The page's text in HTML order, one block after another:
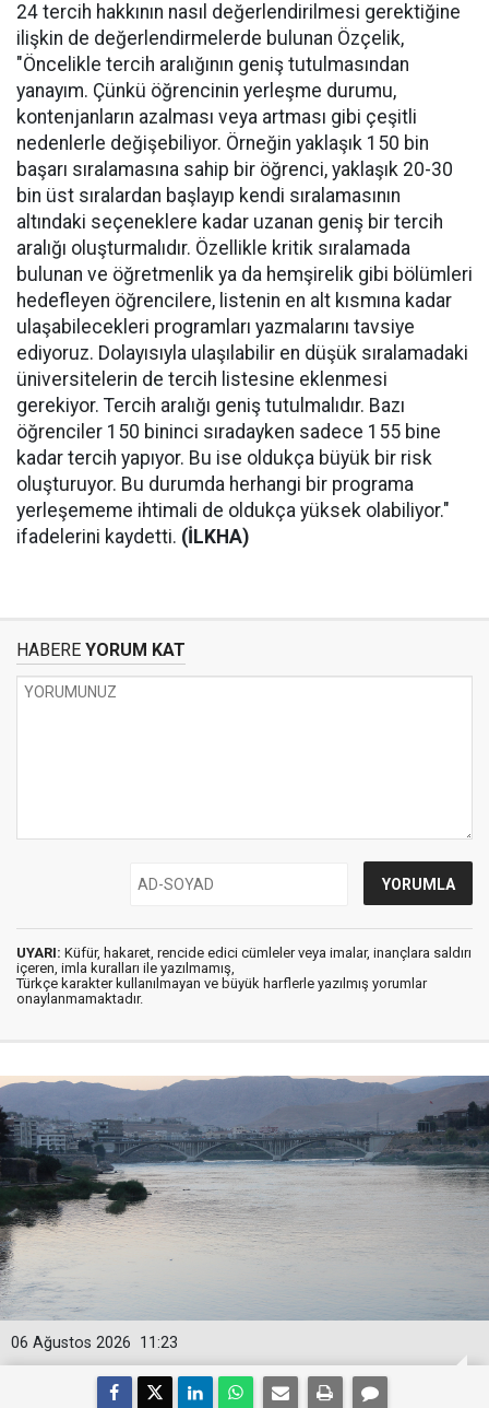
24 tercih hakkının nasıl değerlendirilmesi gerektiğine
ilişkin de değerlendirmelerde bulunan Özçelik,
"Öncelikle tercih aralığının geniş tutulmasından
yanayım. Çünkü öğrencinin yerleşme durumu,
kontenjanların azalması veya artması gibi çeşitli
nedenlerle değişebiliyor. Örneğin yaklaşık 150 bin
başarı sıralamasına sahip bir öğrenci, yaklaşık 20-30
bin üst sıralardan başlayıp kendi sıralamasının
altındaki seçeneklere kadar uzanan geniş bir tercih
aralığı oluşturmalıdır. Özellikle kritik sıralamada
bulunan ve öğretmenlik ya da hemşirelik gibi bölümleri
hedefleyen öğrencilere, listenin en alt kısmına kadar
ulaşabilecekleri programları yazmalarını tavsiye
ediyoruz. Dolayısıyla ulaşılabilir en düşük sıralamadaki
üniversitelerin de tercih listesine eklenmesi
gerekiyor. Tercih aralığı geniş tutulmalıdır. Bazı
öğrenciler 150 bininci sıradayken sadece 155 bine
kadar tercih yapıyor. Bu ise oldukça büyük bir risk
oluşturuyor. Bu durumda herhangi bir programa
yerleşememe ihtimali de oldukça yüksek olabiliyor."
ifadelerini kaydetti. (İLKHA)
HABERE YORUM KAT
UYARI: Küfür, hakaret, rencide edici cümleler veya imalar, inançlara saldırı
içeren, imla kuralları ile yazılmamış,
Türkçe karakter kullanılmayan ve büyük harflerle yazılmış yorumlar
onaylanmamaktadır.
11:23
06 Ağustos 2026